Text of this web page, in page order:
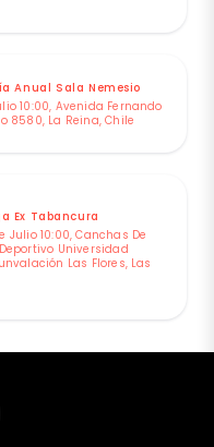
Anual Sala Nemesio
10:00, Avenida Fernando
8580, La Reina, Chile
Ex Tabancura
Julio 10:00, Canchas De
Universidad
Las Flores, Las